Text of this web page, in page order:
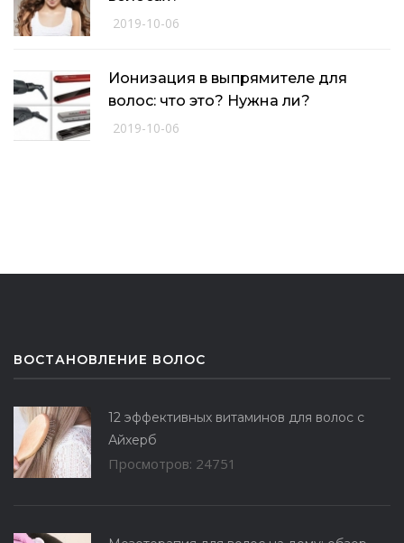
2019-10-06
Ионизация в выпрямителе для
волос: что это? Нужна ли?
2019-10-06
ВОСТАНОВЛЕНИЕ ВОЛОС
12 эффективных витаминов для волос с
Айхерб
Просмотров: 24751